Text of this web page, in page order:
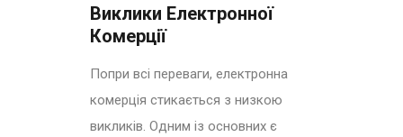
Виклики Електронної
Комерції
Попри всі переваги, електронна
комерція стикається з низкою
викликів. Одним із основних є